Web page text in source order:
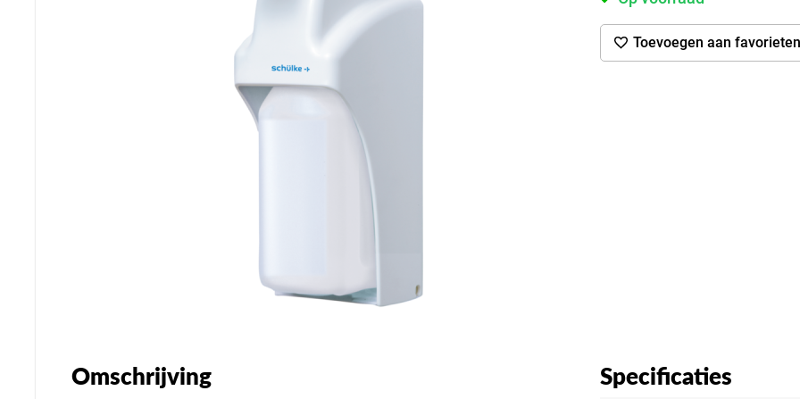
Toevoegen aan favorieten
Omschrijving Specificaties